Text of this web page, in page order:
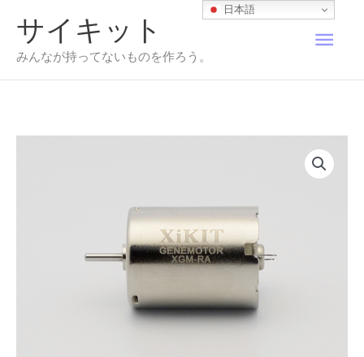
キ
サイキット
みんなが持ってないものを作ろう。
メ
イ
メ
日本語